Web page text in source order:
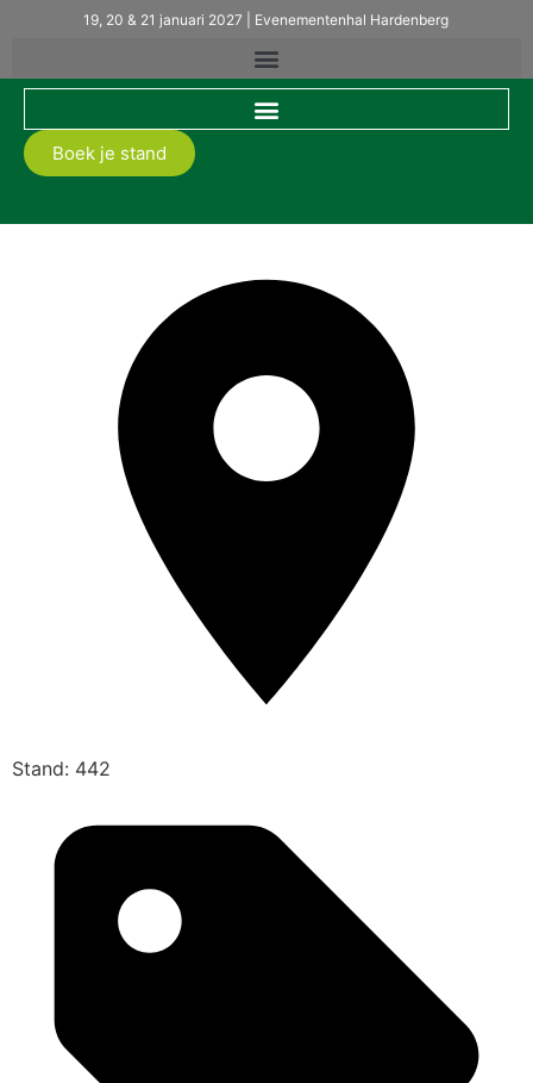
19, 20 & 21 januari 2027 | Evenementenhal Hardenberg
Boek je stand
Stand: 442